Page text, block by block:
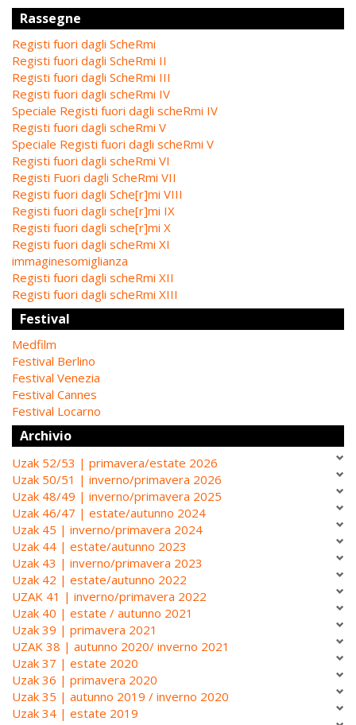
Rassegne
Registi fuori dagli ScheRmi
Registi fuori dagli ScheRmi II
Registi fuori dagli ScheRmi III
Registi fuori dagli scheRmi IV
Speciale Registi fuori dagli scheRmi IV
Registi fuori dagli scheRmi V
Speciale Registi fuori dagli scheRmi V
Registi fuori dagli scheRmi VI
Registi Fuori dagli ScheRmi VII
Registi fuori dagli Sche[r]mi VIII
Registi fuori dagli sche[r]mi IX
Registi fuori dagli sche[r]mi X
Registi fuori dagli scheRmi XI
immaginesomiglianza
Registi fuori dagli scheRmi XII
Registi fuori dagli scheRmi XIII
Festival
Medfilm
Festival Berlino
Festival Venezia
Festival Cannes
Festival Locarno
Archivio
Uzak 52/53 | primavera/estate 2026
Uzak 50/51 | inverno/primavera 2026
Uzak 48/49 | inverno/primavera 2025
Uzak 46/47 | estate/autunno 2024
Uzak 45 | inverno/primavera 2024
Uzak 44 | estate/autunno 2023
Uzak 43 | inverno/primavera 2023
Uzak 42 | estate/autunno 2022
UZAK 41 | inverno/primavera 2022
Uzak 40 | estate / autunno 2021
Uzak 39 | primavera 2021
UZAK 38 | autunno 2020/ inverno 2021
Uzak 37 | estate 2020
Uzak 36 | primavera 2020
Uzak 35 | autunno 2019 / inverno 2020
Uzak 34 | estate 2019